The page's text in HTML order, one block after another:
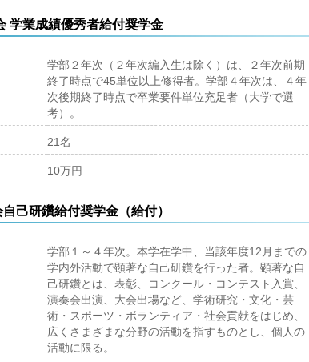
学業成績優秀者給付奨学金
学部２年次（２年次編入生は除く）は、２年次前期
終了時点で45単位以上修得者。学部４年次は、４年
次後期終了時点で卒業要件単位充足者（大学で選
考）。
21名
10万円
己研鑽給付奨学金（給付）
学部１～４年次。本学在学中、当該年度12月までの
学内外活動で顕著な自己研鑽を行った者。顕著な自
己研鑽とは、表彰、コンクール・コンテスト入賞、
演奏会出演、大会出場など、学術研究・文化・芸
術・スポーツ・ボランティア・社会貢献をはじめ、
広くさまざまな分野の活動を指すものとし、個人の
活動に限る。